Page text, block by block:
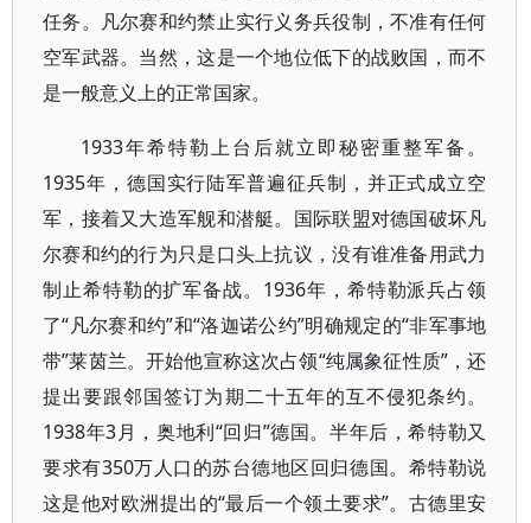
任务。凡尔赛和约禁止实行义务兵役制，不准有任何
空军武器。当然，这是一个地位低下的战败国，而不
是一般意义上的正常国家。
1933年希特勒上台后就立即秘密重整军备。
1935年，德国实行陆军普遍征兵制，并正式成立空
军，接着又大造军舰和潜艇。国际联盟对德国破坏凡
尔赛和约的行为只是口头上抗议，没有谁准备用武力
制止希特勒的扩军备战。1936年，希特勒派兵占领
了“凡尔赛和约”和“洛迦诺公约”明确规定的“非军事地
带”莱茵兰。开始他宣称这次占领“纯属象征性质”，还
提出要跟邻国签订为期二十五年的互不侵犯条约。
1938年3月，奥地利“回归”德国。半年后，希特勒又
要求有350万人口的苏台德地区回归德国。希特勒说
这是他对欧洲提出的“最后一个领土要求”。古德里安